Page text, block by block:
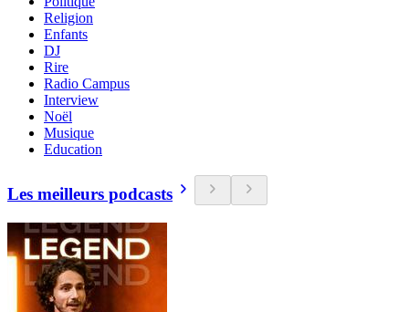
Religion
Enfants
DJ
Rire
Radio Campus
Interview
Noël
Musique
Education
Les meilleurs podcasts